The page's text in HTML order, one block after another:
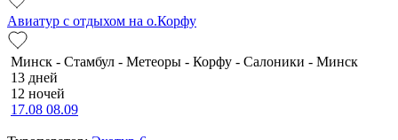
Авиатур с отдыхом на о.Корфу
Минск - Стамбул - Метеоры - Корфу - Салоники - Минск
13 дней
12 ночей
17.08 08.09